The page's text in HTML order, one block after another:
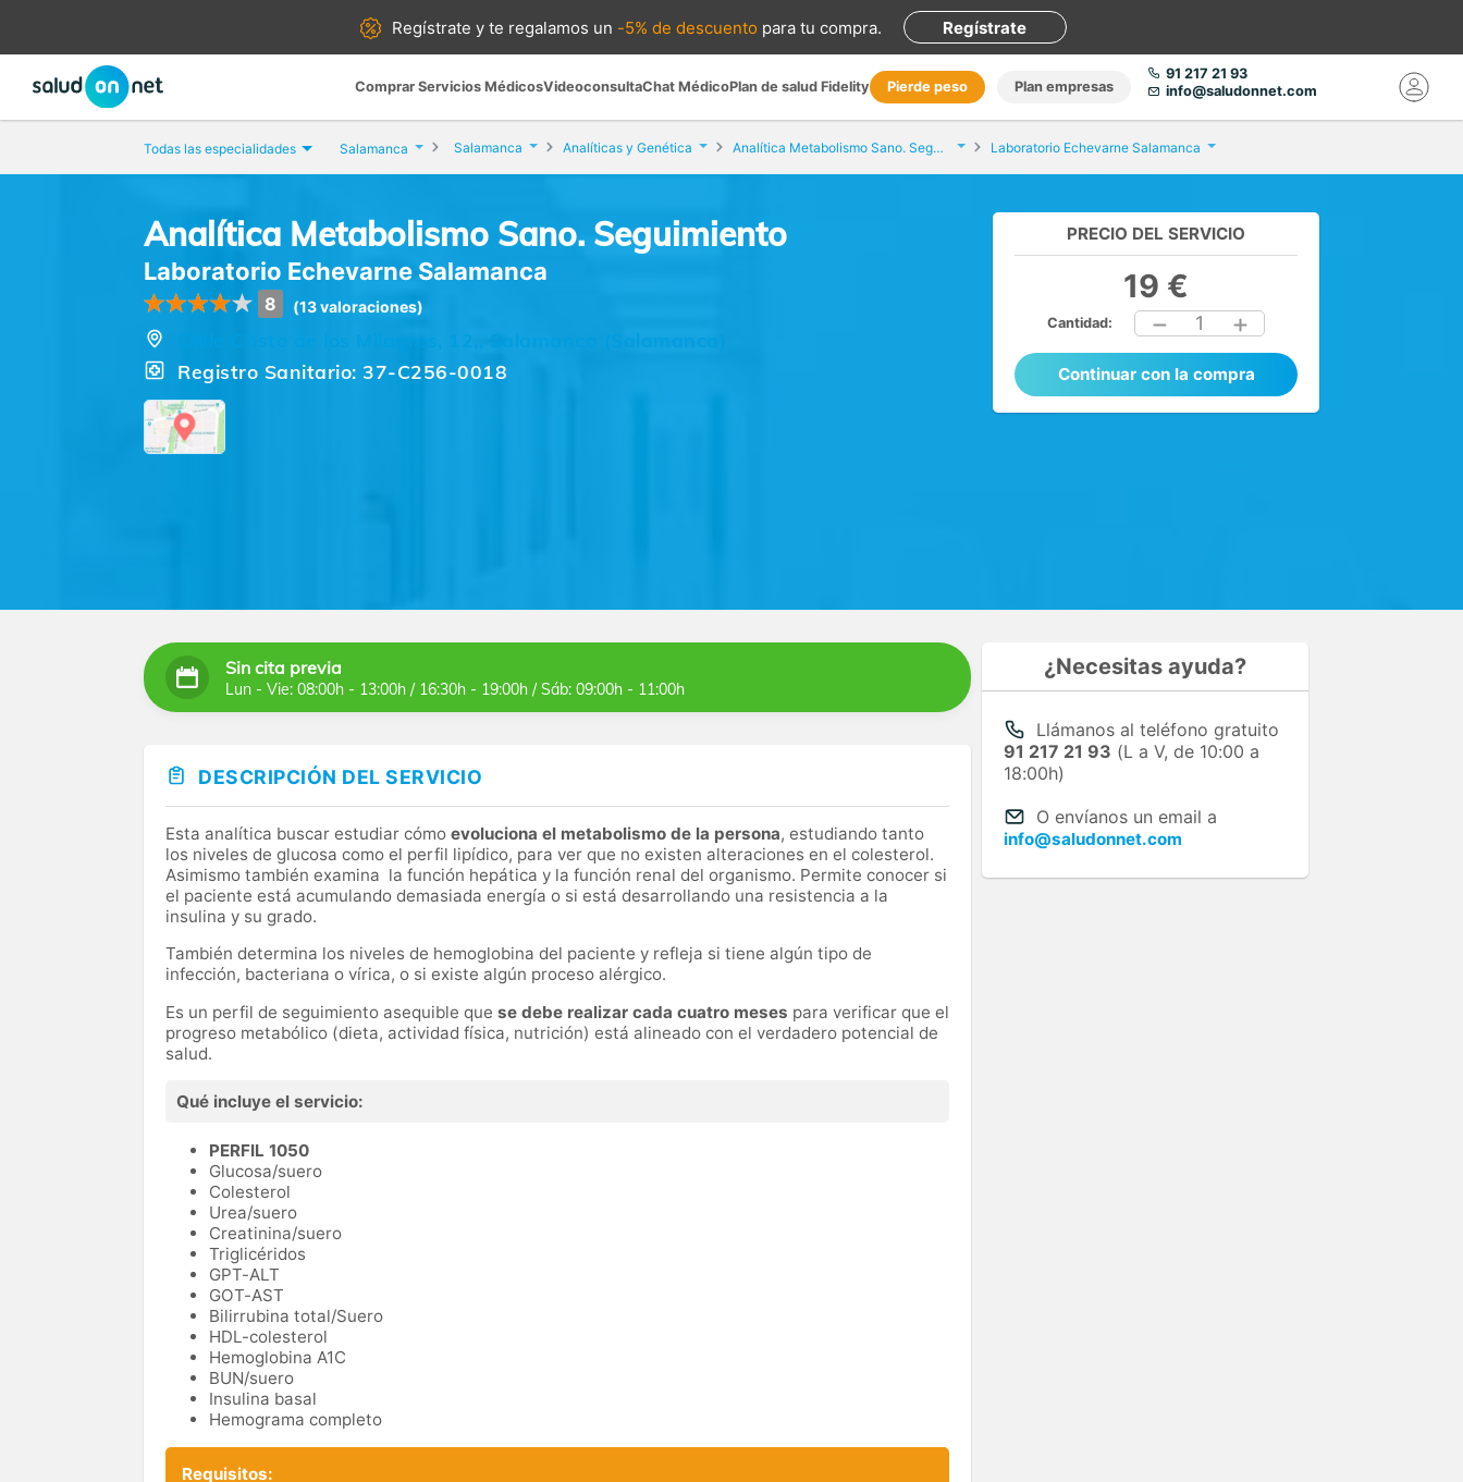
Regístrate yte regalamos un -5% de descuento para tu compra. Regístrate
Comprar Servicios MédicosVideoconsultaChat MédicoPlan de salud Fidelity Pierde peso Plan empresas
91 217 21 93
info@saludonnet.com
Todas las especialidades Salamanca Salamanca Analíticas y Genética Analítica Metabolismo Sano. Seguimiento Laboratorio Echevarne Salamanca
Analítica Metabolismo Sano. Seguimiento
Laboratorio Echevarne Salamanca
8 (13 valoraciones)
Calle Cristo de los Milagros, 12,, Salamanca (Salamanca)
Registro Sanitario: 37-C256-0018
PRECIO DEL SERVICIO
19 €
Cantidad: 1
Continuar con la compra
Sin cita previa
Lun - Vie: 08:00h - 13:00h / 16:30h - 19:00h / Sáb: 09:00h - 11:00h
DESCRIPCIÓN DEL SERVICIO
Esta analítica buscar estudiar cómo evoluciona el metabolismo de la persona, estudiando tanto
los niveles de glucosa como el perfil lipídico, para ver que no existen alteraciones en el colesterol.
Asimismo también examina la función hepática y la función renal del organismo. Permite conocer si
el paciente está acumulando demasiada energía o si está desarrollando una resistencia a la
insulina y su grado.
También determina los niveles de hemoglobina del paciente y refleja si tiene algún tipo de
infección, bacteriana o vírica, o si existe algún proceso alérgico.
Es un perfil de seguimiento asequible que se debe realizar cada cuatro meses para verificar que el
progreso metabólico (dieta, actividad física, nutrición) está alineado con el verdadero potencial de
salud.
Qué incluye el servicio:
PERFIL 1050
Glucosa/suero
Colesterol
Urea/suero
Creatinina/suero
Triglicéridos
GPT-ALT
GOT-AST
Bilirrubina total/Suero
HDL-colesterol
Hemoglobina A1C
BUN/suero
Insulina basal
Hemograma completo
Requisitos:
¿Necesitas ayuda?
Llámanos al teléfono gratuito
91 217 21 93 (L a V, de 10:00 a
18:00h)
O envíanos un email a
info@saludonnet.com